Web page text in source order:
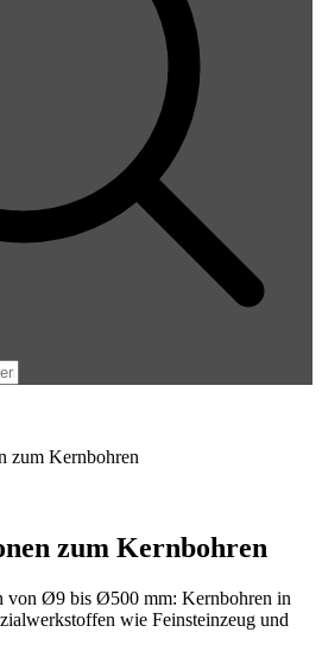
zum Kernbohren
zum Kernbohren
von Ø9 bis Ø500 mm: Kernbohren in
wie Feinsteinzeug und